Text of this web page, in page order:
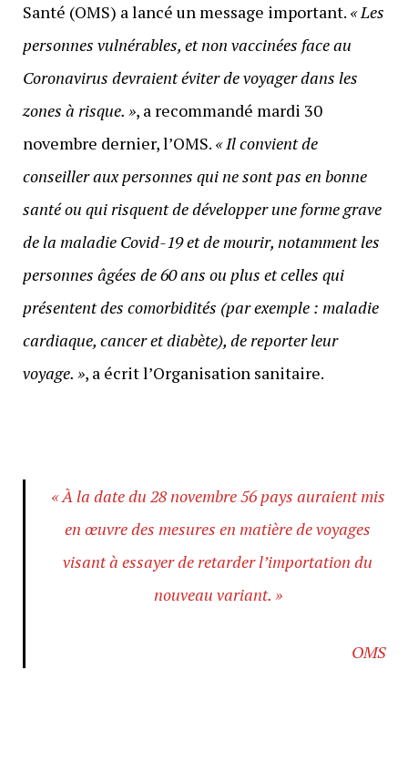
Santé (OMS) a lancé un message important. « Les
personnes vulnérables, et non vaccinées face au
Coronavirus devraient éviter de voyager dans les
zones à risque. », a recommandé mardi 30
novembre dernier, l’OMS. « Il convient de
conseiller aux personnes qui ne sont pas en bonne
santé ou qui risquent de développer une forme grave
de la maladie Covid-19 et de mourir, notamment les
personnes âgées de 60 ans ou plus et celles qui
présentent des comorbidités (par exemple : maladie
cardiaque, cancer et diabète), de reporter leur
voyage. », a écrit l’Organisation sanitaire.
« À la date du 28 novembre 56 pays auraient mis
en œuvre des mesures en matière de voyages
visant à essayer de retarder l’importation du
nouveau variant. »
OMS